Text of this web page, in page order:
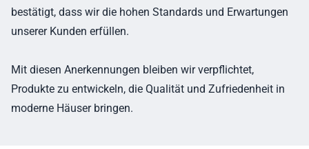
bestätigt, dass wir die hohen Standards und Erwartungen
unserer Kunden erfüllen.
Mit diesen Anerkennungen bleiben wir verpflichtet,
Produkte zu entwickeln, die Qualität und Zufriedenheit in
moderne Häuser bringen.